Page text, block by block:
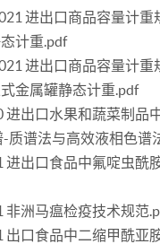
进出口商品容量计重
计重.pdf
进出口商品容量计重
金属罐静态计重.pdf
进出口水果和蔬菜制品
质谱法与高效液相色谱
进出口食品中氟啶虫酰
非洲马瘟检疫技术规范
出口食品中二缩甲酰亚